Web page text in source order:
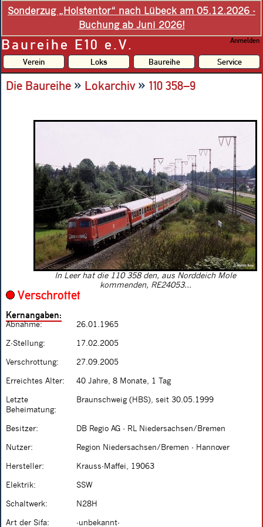
Sonderzug „Holstentor“ nach Lübeck am 05.12.2026 -
Buchung ab Juni 2026!
Baureihe E10 e.V. Anmelden
Verein Loks Baureihe Service
Die Baureihe » Lokarchiv» 110 358–9
In Leer hat die 110 358 den, aus Norddeich Mole
kommenden, RE24053...
Verschrottet
Kernangaben:
Abnahme: 26.01.1965
Z-Stellung: 17.02.2005
Verschrottung: 27.09.2005
Erreichtes Alter: 40 Jahre, 8 Monate, 1 Tag
Letzte
Beheimatung:
Braunschweig (HBS), seit 30.05.1999
Besitzer: DB Regio AG - RL Niedersachsen/Bremen
Nutzer: Region Niedersachsen/Bremen - Hannover
Hersteller: Krauss-Maffei, 19063
Elektrik: SSW
Schaltwerk: N28H
Art der Sifa: -unbekannt-